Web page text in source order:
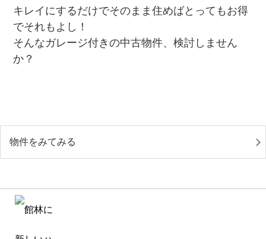
キレイにするだけでそのまま住めばとってもお得
でそれもよし！
そんなガレージ付きの中古物件、検討しません
か？
物件をみてみる